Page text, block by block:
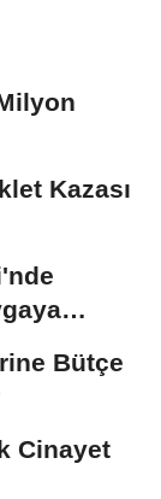
Kazası
Bütçe
Cinayet